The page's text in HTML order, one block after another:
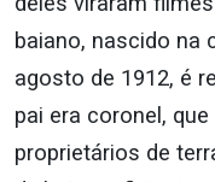
baiano, nascido na
agosto de 1912, é
pai era coronel,
proprietários de